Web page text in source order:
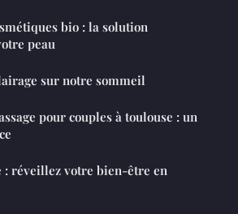
bio : la solution
peau
sur notre sommeil
pour couples à toulouse : un
réveillez votre bien-être en